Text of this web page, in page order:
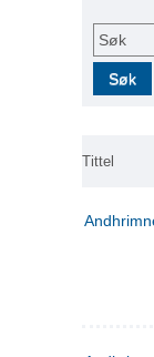
Søk
Søk
Tittel